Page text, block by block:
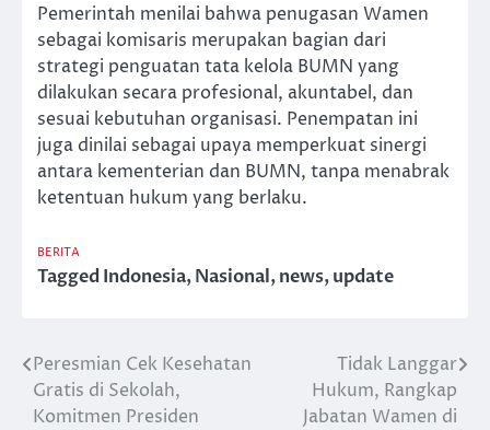
Pemerintah menilai bahwa penugasan Wamen
sebagai komisaris merupakan bagian dari
strategi penguatan tata kelola BUMN yang
dilakukan secara profesional, akuntabel, dan
sesuai kebutuhan organisasi. Penempatan ini
juga dinilai sebagai upaya memperkuat sinergi
antara kementerian dan BUMN, tanpa menabrak
ketentuan hukum yang berlaku.
BERITA
TaggedIndonesia,Nasional,news,update
Post
navigation
Peresmian Cek Kesehatan
Gratis di Sekolah,
Komitmen Presiden
Tidak Langgar
Hukum, Rangkap
Jabatan Wamen di